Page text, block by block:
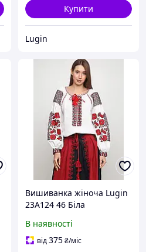
Купити
Lugin
Вишиванка жіноча Lugin
23А124 46 Біла
В наявності
від375₴/міс